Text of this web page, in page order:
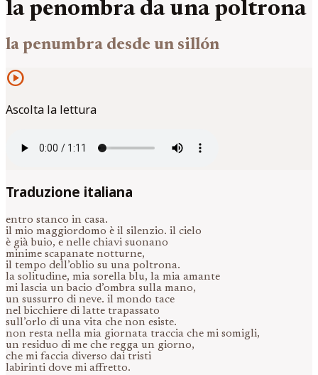
la penombra da una poltrona
la penumbra desde un sillón
play_circle
Ascolta la lettura
Traduzione italiana
entro stanco in casa.
il mio maggiordomo è il silenzio. il cielo
è già buio, e nelle chiavi suonano
minime scapanate notturne,
il tempo dell’oblio su una poltrona.
la solitudine, mia sorella blu, la mia amante
mi lascia un bacio d’ombra sulla mano,
un sussurro di neve. il mondo tace
nel bicchiere di latte trapassato
sull’orlo di una vita che non esiste.
non resta nella mia giornata traccia che mi somigli,
un residuo di me che regga un giorno,
che mi faccia diverso dai tristi
labirinti dove mi affretto.